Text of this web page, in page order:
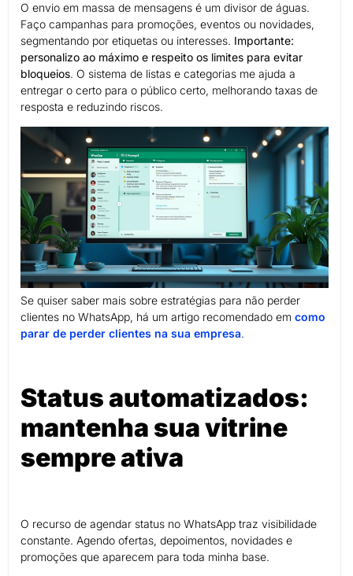
O envio em massa de mensagens é um divisor de águas.
Faço campanhas para promoções, eventos ou novidades,
segmentando por etiquetas ou interesses. Importante:
personalizo ao máximo e respeito os limites para evitar
bloqueios. O sistema de listas e categorias me ajuda a
entregar o certo para o público certo, melhorando taxas de
resposta e reduzindo riscos.
Se quiser saber mais sobre estratégias para não perder
clientes no WhatsApp, há um artigo recomendado em como
parar de perder clientes na sua empresa.
Status automatizados:
mantenha sua vitrine
sempre ativa
O recurso de agendar status no WhatsApp traz visibilidade
constante. Agendo ofertas, depoimentos, novidades e
promoções que aparecem para toda minha base.